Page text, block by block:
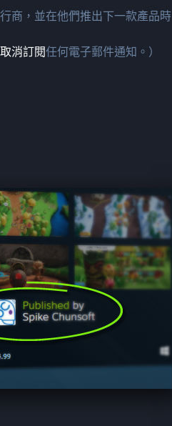
商，並在他們推出下一款產品時
取消訂閱任何電子郵件通知。）